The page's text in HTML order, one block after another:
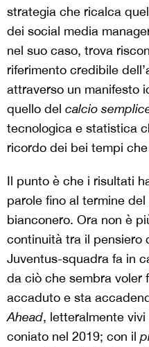
strategia che ricalca
dei social media
nel suo caso, trova
riferimento credibile
attraverso un manifesto
quello del calcio
tecnologica e statistica
ricordo dei bei tempi
Il punto è che i risultati
parole fino al termine
bianconero. Ora non è
continuità tra il pensiero
Juventus-squadra fa in
da ciò che sembra voler
accaduto e sta
Ahead, letteralmente
coniato nel 2019; con il